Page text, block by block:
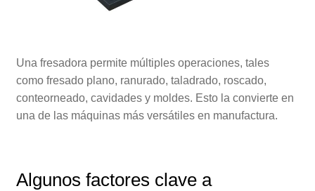
Una fresadora permite múltiples operaciones, tales
como fresado plano, ranurado, taladrado, roscado,
conteorneado, cavidades y moldes. Esto la convierte en
una de las máquinas más versátiles en manufactura.
Algunos factores clave a